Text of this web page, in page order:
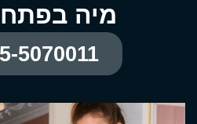
מיה בפתח
5070011